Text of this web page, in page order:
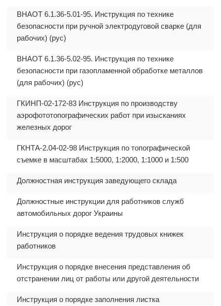
ВНАОТ 6.1.36-5.01-95. Инструкция по технике
безопасности при ручной электродуговой сварке (для
рабочих) (рус)
ВНАОТ 6.1.36-5.02-95. Инструкция по технике
безопасности при газопламенной обработке металлов
(для рабочих) (рус)
ГКИНП-02-172-83 Инструкция по производству
аэрофототопографических работ при изысканиях
железных дорог
ГКНТА-2.04-02-98 Инструкция по топографической
съемке в масштабах 1:5000, 1:2000, 1:1000 и 1:500
Должностная инструкция заведующего склада
Должностные инструкции для работников служб
автомобильных дорог Украины
Инструкция о порядке ведения трудовых книжек
работников
Инструкция о порядке внесения представления об
отстранении лиц от работы или другой деятельности
Инструкция о порядке заполнения листка